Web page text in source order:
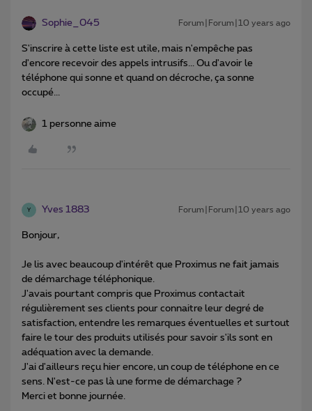
Sophie_045 Forum|Forum|10 years ago
S'inscrire à cette liste est utile, mais n'empêche pas
d'encore recevoir des appels intrusifs... Ou d'avoir le
téléphone qui sonne et quand on décroche, ça sonne
occupé...
1 personne aime
Y Yves 1883 Forum|Forum|10 years ago
Bonjour,
Je lis avec beaucoup d'intérêt que Proximus ne fait jamais
de démarchage téléphonique.
J'avais pourtant compris que Proximus contactait
régulièrement ses clients pour connaitre leur degré de
satisfaction, entendre les remarques éventuelles et surtout
faire le tour des produits utilisés pour savoir s'ils sont en
adéquation avec la demande.
J'ai d'ailleurs reçu hier encore, un coup de téléphone en ce
sens. N'est-ce pas là une forme de démarchage ?
Merci et bonne journée.